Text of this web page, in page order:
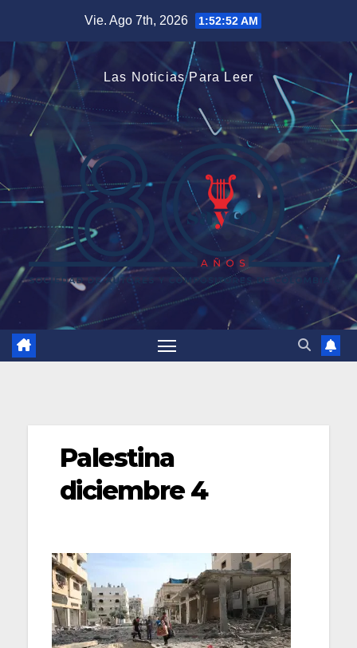
contenido
Vie. Ago 7th, 2026 1:52:52 AM
Las Noticias Para Leer
Palestina
diciembre 4